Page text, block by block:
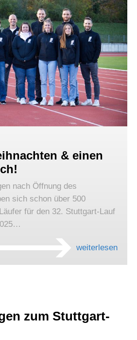
& einen
nach Öffnung des
sich schon über 500
für den 32. Stuttgart-Lauf
weiterlesen
zum Stuttgart-